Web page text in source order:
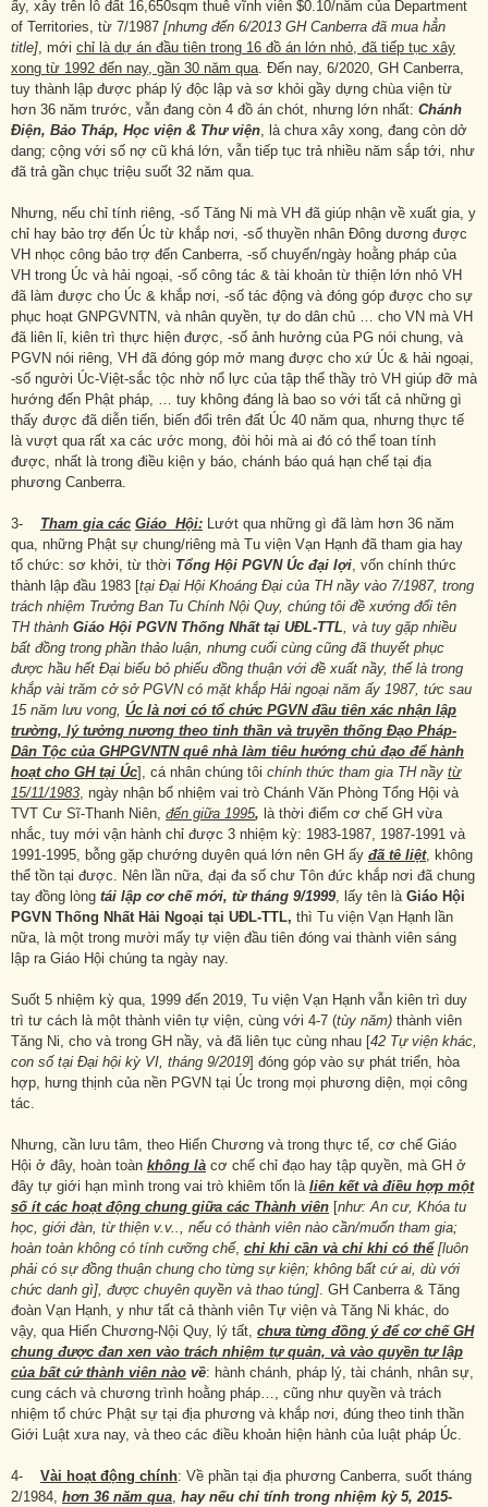
ấy, xây trên lô đất 16,650sqm thuê vĩnh viễn $0.10/năm của Department
of Territories, từ 7/1987 [nhưng đến 6/2013 GH Canberra đã mua hẳn
title], mới chỉ là dự án đầu tiên trong 16 đồ án lớn nhỏ, đã tiếp tục xây
xong từ 1992 đến nay, gần 30 năm qua. Đến nay, 6/2020, GH Canberra,
tuy thành lập được pháp lý độc lập và sơ khỏi gầy dựng chùa viện từ
hơn 36 năm trước, vẫn đang còn 4 đồ án chót, nhưng lớn nhất: Chánh
Điện, Bảo Tháp, Học viện & Thư viện, là chưa xây xong, đang còn dở
dang; cộng với số nợ cũ khá lớn, vẫn tiếp tục trả nhiều năm sắp tới, như
đã trả gần chục triệu suốt 32 năm qua.
Nhưng, nếu chỉ tính riêng, -số Tăng Ni mà VH đã giúp nhận về xuất gia, y
chỉ hay bảo trợ đến Úc từ khắp nơi, -số thuyền nhân Đông dương được
VH nhọc công bảo trợ đến Canberra, -số chuyến/ngày hoằng pháp của
VH trong Úc và hải ngoại, -số công tác & tài khoản từ thiện lớn nhỏ VH
đã làm được cho Úc & khắp nơi, -số tác động và đóng góp được cho sự
phục hoạt GNPGVNTN, và nhân quyền, tự do dân chủ … cho VN mà VH
đã liên lỉ, kiên trì thực hiện được, -số ảnh hưởng của PG nói chung, và
PGVN nói riêng, VH đã đóng góp mở mang được cho xứ Úc & hải ngoại,
-số người Úc-Việt-sắc tộc nhờ nổ lực của tập thể thầy trò VH giúp đỡ mà
hướng đến Phật pháp, … tuy không đáng là bao so với tất cả những gì
thấy được đã diễn tiến, biến đổi trên đất Úc 40 năm qua, nhưng thực tế
là vượt qua rất xa các ước mong, đòi hỏi mà ai đó có thể toan tính
được, nhất là trong điều kiện y báo, chánh báo quá hạn chế tại địa
phương Canberra.
3- Tham gia các Giáo Hội: Lướt qua những gì đã làm hơn 36 năm
qua, những Phật sự chung/riêng mà Tu viện Vạn Hạnh đã tham gia hay
tổ chức: sơ khởi, từ thời Tổng Hội PGVN Úc đại lợi, vốn chính thức
thành lập đầu 1983 [tại Đại Hội Khoáng Đại của TH nầy vào 7/1987, trong
trách nhiệm Trưởng Ban Tu Chính Nội Quy, chúng tôi đề xướng đổi tên
TH thành Giáo Hội PGVN Thống Nhất tại UĐL-TTL, và tuy gặp nhiều
bất đồng trong phần thảo luận, nhưng cuối cùng cũng đã thuyết phục
được hầu hết Đại biểu bỏ phiếu đồng thuận với đề xuất nầy, thế là trong
khắp vài trăm cở sở PGVN có mặt khắp Hải ngoại năm ấy 1987, tức sau
15 năm lưu vong, Úc là nơi có tổ chức PGVN đầu tiên xác nhận lập
trường, lý tưởng nương theo tinh thần và truyền thống Đạo Pháp-
Dân Tộc của GHPGVNTN quê nhà làm tiêu hướng chủ đạo để hành
hoạt cho GH tại Úc], cá nhân chúng tôi chính thức tham gia TH nầy từ
15/11/1983, ngày nhận bổ nhiệm vai trò Chánh Văn Phòng Tổng Hội và
TVT Cư Sĩ-Thanh Niên, đến giữa 1995, là thời điểm cơ chế GH vừa
nhắc, tuy mới vận hành chỉ được 3 nhiệm kỳ: 1983-1987, 1987-1991 và
1991-1995, bỗng gặp chướng duyên quá lớn nên GH ấy đã tê liệt, không
thể tồn tại được. Nên lần nữa, đại đa số chư Tôn đức khắp nơi đã chung
tay đồng lòng tái lập cơ chế mới, từ tháng 9/1999, lấy tên là Giáo Hội
PGVN Thống NhấtHải Ngoại tại UĐL-TTL, thì Tu viện Vạn Hạnh lần
nữa, là một trong mười mấy tự viện đầu tiên đóng vai thành viên sáng
lập ra Giáo Hội chúng ta ngày nay.
Suốt 5 nhiệm kỳ qua, 1999 đến 2019, Tu viện Vạn Hạnh vẫn kiên trì duy
trì tư cách là một thành viên tự viện, cùng với 4-7 (tùy năm) thành viên
Tăng Ni, cho và trong GH nầy, và đã liên tục cùng nhau [42 Tự viện khác,
con số tại Đại hội kỳ VI, tháng 9/2019] đóng góp vào sự phát triển, hòa
hợp, hưng thịnh của nền PGVN tại Úc trong mọi phương diện, mọi công
tác.
Nhưng, cần lưu tâm, theo Hiến Chương và trong thực tế, cơ chế Giáo
Hội ở đây, hoàn toàn không là cơ chế chỉ đạo hay tập quyền, mà GH ở
đây tự giới hạn mình trong vai trò khiêm tốn là liên kết và điều hợp một
số ít các hoạt động chung giữa các Thành viên [như: An cư, Khóa tu
học, giới đàn, từ thiện v.v.., nếu có thành viên nào cần/muốn tham gia;
hoàn toàn không có tính cưỡng chế, chỉ khi cần và chỉ khi có thể [luôn
phải có sự đồng thuận chung cho từng sự kiện; không bất cứ ai, dù với
chức danh gì], được chuyên quyền và thao túng]. GH Canberra & Tăng
đoàn Vạn Hạnh, y như tất cả thành viên Tự viện và Tăng Ni khác, do
vậy, qua Hiến Chương-Nội Quy, lý tất, chưa từng đồng ý để cơ chế GH
chung được đan xen vào trách nhiệm tự quản, và vào quyền tự lập
của bất cứ thành viên nào về: hành chánh, pháp lý, tài chánh, nhân sự,
cung cách và chương trình hoằng pháp…, cũng như quyền và trách
nhiệm tổ chức Phật sự tại địa phương và khắp nơi, đúng theo tinh thần
Giới Luật xưa nay, và theo các điều khoản hiện hành của luật pháp Úc.
4- Vài hoạt động chính: Về phần tại địa phương Canberra, suốt tháng
2/1984, hơn 36 năm qua, hay nếu chỉ tính trong nhiệm kỳ 5, 2015-